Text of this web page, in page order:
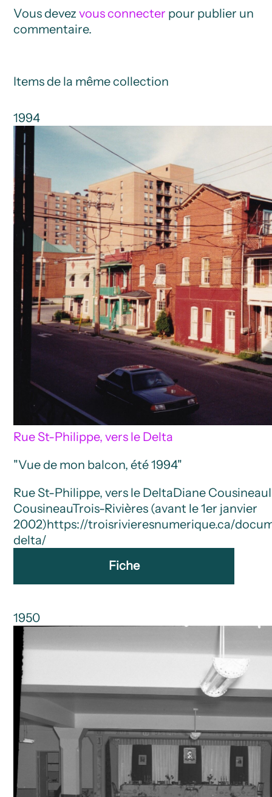
Vous devezvous connecter pour publier un
commentaire.
Items de la même collection
1994
Rue St-Philippe, vers le Delta
"Vue de mon balcon, été 1994"
Rue St-Philippe, vers le DeltaDiane Cousineau
CousineauTrois-Rivières (avant le 1er janvier
2002)https://troisrivieresnumerique.ca/
delta/
Fiche
1950